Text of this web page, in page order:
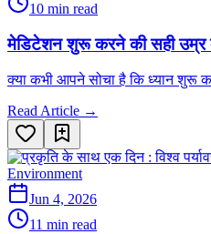
10 min read
मेडिटेशन शुरू करने की सही उम्र
क्या कभी आपने सोचा है कि ध्यान शुरू
Read Article →
Environment
Jun 4, 2026
11 min read